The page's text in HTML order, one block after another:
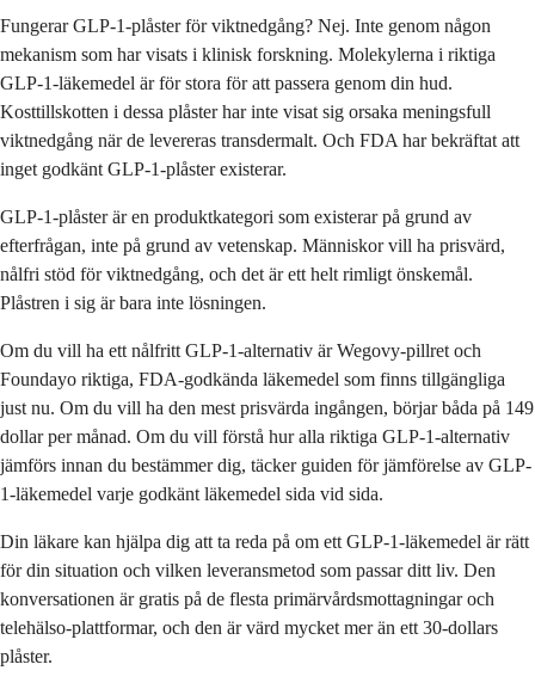
Fungerar GLP-1-plåster för viktnedgång? Nej. Inte genom någon
mekanism som har visats i klinisk forskning. Molekylerna i riktiga
GLP-1-läkemedel är för stora för att passera genom din hud.
Kosttillskotten i dessa plåster har inte visat sig orsaka meningsfull
viktnedgång när de levereras transdermalt. Och FDA har bekräftat att
inget godkänt GLP-1-plåster existerar.
GLP-1-plåster är en produktkategori som existerar på grund av
efterfrågan, inte på grund av vetenskap. Människor vill ha prisvärd,
nålfri stöd för viktnedgång, och det är ett helt rimligt önskemål.
Plåstren i sig är bara inte lösningen.
Om du vill ha ett nålfritt GLP-1-alternativ är Wegovy-pillret och
Foundayo riktiga, FDA-godkända läkemedel som finns tillgängliga
just nu. Om du vill ha den mest prisvärda ingången, börjar båda på 149
dollar per månad. Om du vill förstå hur alla riktiga GLP-1-alternativ
jämförs innan du bestämmer dig, täcker guiden för jämförelse av GLP-
1-läkemedel varje godkänt läkemedel sida vid sida.
Din läkare kan hjälpa dig att ta reda på om ett GLP-1-läkemedel är rätt
för din situation och vilken leveransmetod som passar ditt liv. Den
konversationen är gratis på de flesta primärvårdsmottagningar och
telehälso-plattformar, och den är värd mycket mer än ett 30-dollars
plåster.